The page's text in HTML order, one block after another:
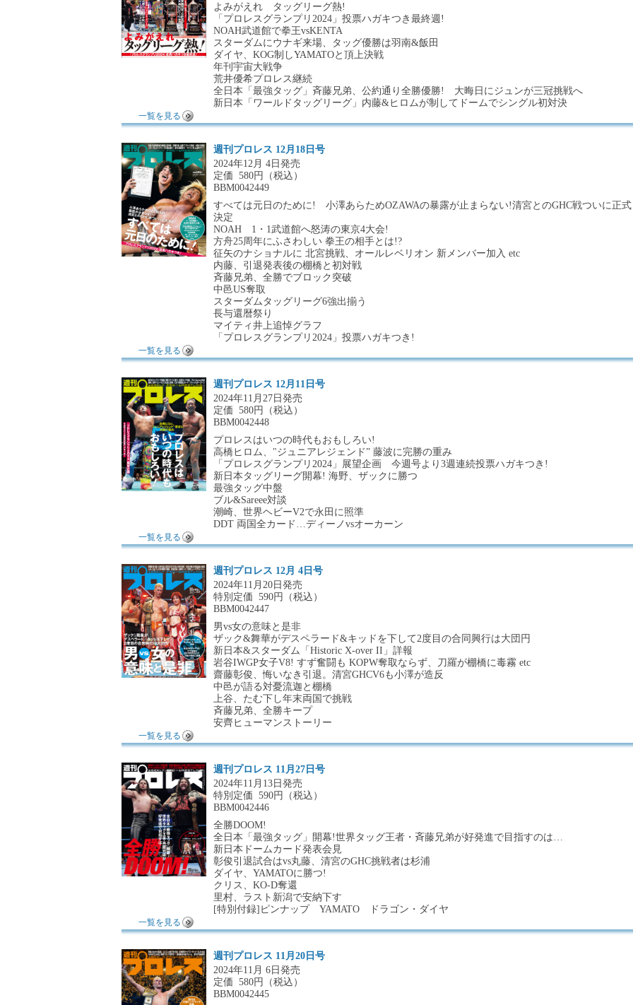
よみがえれ タッグリーグ熱!
「プロレスグランプリ2024」投票ハガキつき最終週!
NOAH武道館で拳王vsKENTA
スターダムにウナギ来場、タッグ優勝は羽南&飯田
ダイヤ、KOG制しYAMATOと頂上決戦
年刊宇宙大戦争
荒井優希プロレス継続
全日本「最強タッグ」斉藤兄弟、公約通り全勝優勝! 大晦日にジュンが三冠挑戦へ
新日本「ワールドタッグリーグ」内藤&ヒロムが制してドームでシングル初対決
一覧を見る
週刊プロレス 12月18日号
2024年12月 4日発売
定価 580円（税込）
BBM0042449
すべては元日のために! 小澤あらためOZAWAの暴露が止まらない!清宮とのGHC戦ついに正式
決定
NOAH 1・1武道館へ怒涛の東京4大会!
方舟25周年にふさわしい 拳王の相手とは!?
征矢のナショナルに 北宮挑戦、オールレベリオン 新メンバー加入 etc
内藤、引退発表後の棚橋と初対戦
斉藤兄弟、全勝でブロック突破
中邑US奪取
スターダムタッグリーグ6強出揃う
長与還暦祭り
マイティ井上追悼グラフ
「プロレスグランプリ2024」投票ハガキつき!
一覧を見る
週刊プロレス 12月11日号
2024年11月27日発売
定価 580円（税込）
BBM0042448
プロレスはいつの時代もおもしろい!
高橋ヒロム、"ジュニアレジェンド” 藤波に完勝の重み
「プロレスグランプリ2024」展望企画 今週号より3週連続投票ハガキつき!
新日本タッグリーグ開幕! 海野、ザックに勝つ
最強タッグ中盤
ブル&Sareee対談
潮崎、世界ヘビーV2で永田に照準
DDT 両国全カード…ディーノvsオーカーン
一覧を見る
週刊プロレス 12月 4日号
2024年11月20日発売
特別定価 590円（税込）
BBM0042447
男vs女の意味と是非
ザック&舞華がデスペラード&キッドを下して2度目の合同興行は大団円
新日本&スターダム「Historic X-over II」詳報
岩谷IWGP女子V8! すず奮闘も KOPW奪取ならず、刀羅が棚橋に毒霧 etc
齋藤彰俊、悔いなき引退。清宮GHCV6も小澤が造反
中邑が語る対憂流迦と棚橋
上谷、たむ下し年末両国で挑戦
斉藤兄弟、全勝キープ
安齊ヒューマンストーリー
一覧を見る
週刊プロレス 11月27日号
2024年11月13日発売
特別定価 590円（税込）
BBM0042446
全勝DOOM!
全日本「最強タッグ」開幕!世界タッグ王者・斉藤兄弟が好発進で目指すのは…
新日本ドームカード発表会見
彰俊引退試合はvs丸藤、清宮のGHC挑戦者は杉浦
ダイヤ、YAMATOに勝つ!
クリス、KO-D奪還
里村、ラスト新潟で安納下す
[特別付録]ピンナップ YAMATO ドラゴン・ダイヤ
一覧を見る
週刊プロレス 11月20日号
2024年11月 6日発売
定価 580円（税込）
BBM0042445